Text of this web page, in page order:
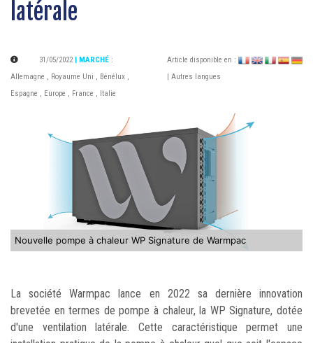
latérale
31/05/2022 | MARCHÉ :
Allemagne , Royaume Uni , Bénélux ,
Espagne , Europe , France , Italie
Article disponible en :
| Autres langues
Nouvelle pompe à chaleur WP Signature de Warmpac
La société Warmpac lance en 2022 sa dernière innovation
brevetée en termes de pompe à chaleur, la WP Signature, dotée
d'une ventilation latérale. Cette caractéristique permet une